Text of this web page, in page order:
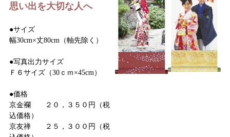
思い出を大切な人へ
●サイズ
幅30cm×丈80cm（軸先除く）
●写真出力サイズ
Ｆ６サイズ（30ｃｍ×45cm）
●価格
京金襴 ２０，３５０円（税
込価格）
京友禅 ２５，３００円（税